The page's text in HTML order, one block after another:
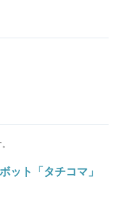
ット「タチコマ」